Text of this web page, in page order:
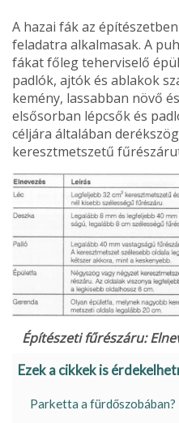
A hazai fák az
feladatra alkalmasak. A
fákat főleg teherviselő
padlók, ajtók és ablakok
kemény, lassabban növő
elsősorban lépcsők és
céljára általában
keresztmetszetű
Építészeti fűrészáru:
Ezek a cikkek is
Parketta a